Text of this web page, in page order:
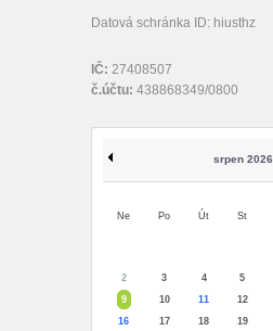
Datová schránka ID: hiusthz
IČ: 27408507
č.účtu: 438868349/0800
srpen 2026
Ne Po Út St
2
3 4 5
9
10 11 12
16
17 18 19